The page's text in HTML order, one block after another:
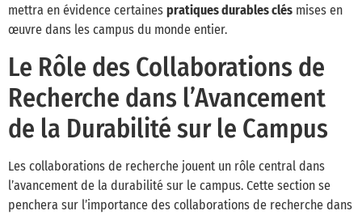
mettra en évidence certaines pratiques durables clés mises en
œuvre dans les campus du monde entier.
Le Rôle des Collaborations de
Recherche dans l’Avancement
de la Durabilité sur le Campus
Les collaborations de recherche jouent un rôle central dans
l’avancement de la durabilité sur le campus. Cette section se
penchera sur l’importance des collaborations de recherche dans